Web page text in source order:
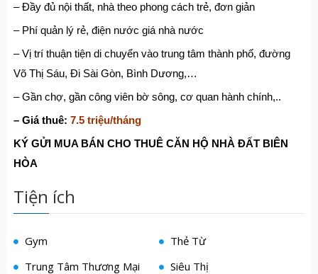
– Đầy đủ nội thất, nhà theo phong cách trẻ, đơn giản
– Phí quản lý rẻ, điện nước giá nhà nước
– Vị trí thuận tiện di chuyển vào trung tâm thành phố, đường
Võ Thị Sáu, Đi Sài Gòn, Bình Dương,…
– Gần chợ, gần công viên bờ sông, cơ quan hành chính,..
– Giá thuê: 7.5 triệu/tháng
KÝ GỬI MUA BÁN CHO THUÊ CĂN HỘ NHÀ ĐẤT BIÊN
HÒA
Tiện ích
Gym
Thẻ Từ
Trung Tâm Thương Mại
Siêu Thị